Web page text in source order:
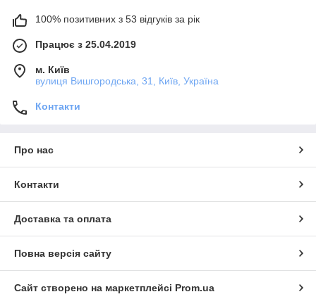
100% позитивних з 53 відгуків за рік
Працює з 25.04.2019
м. Київ
вулиця Вишгородська, 31, Київ, Україна
Контакти
Про нас
Контакти
Доставка та оплата
Повна версія сайту
Сайт створено на маркетплейсі Prom.ua